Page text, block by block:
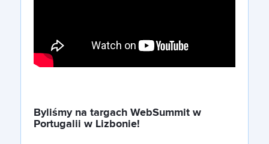
Byliśmy na targach WebSummit w
Portugalii w Lizbonie!